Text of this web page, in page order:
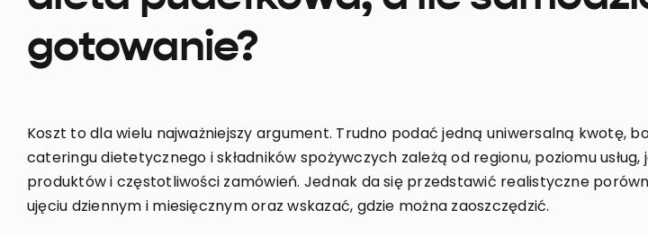
gotowanie?
Koszt to dla wielu najważniejszy argument. Trudno podać jedną uniwersalną kwotę,
cateringu dietetycznego i składników spożywczych zależą od regionu, poziomu usług,
produktów i częstotliwości zamówień. Jednak da się przedstawić realistyczne
ujęciu dziennym i miesięcznym oraz wskazać, gdzie można zaoszczędzić.